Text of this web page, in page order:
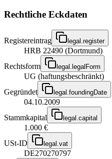
Rechtliche Eckdaten
Registereintrag legal.register
HRB 22490 (Dortmund)
Rechtsform
legal.legalForm
UG (haftungsbeschränkt)
Gegründet
legal.foundingDate
04.10.2009
Stammkapital
legal.capital
1.000 €
USt-ID
legal.vat
DE270270797